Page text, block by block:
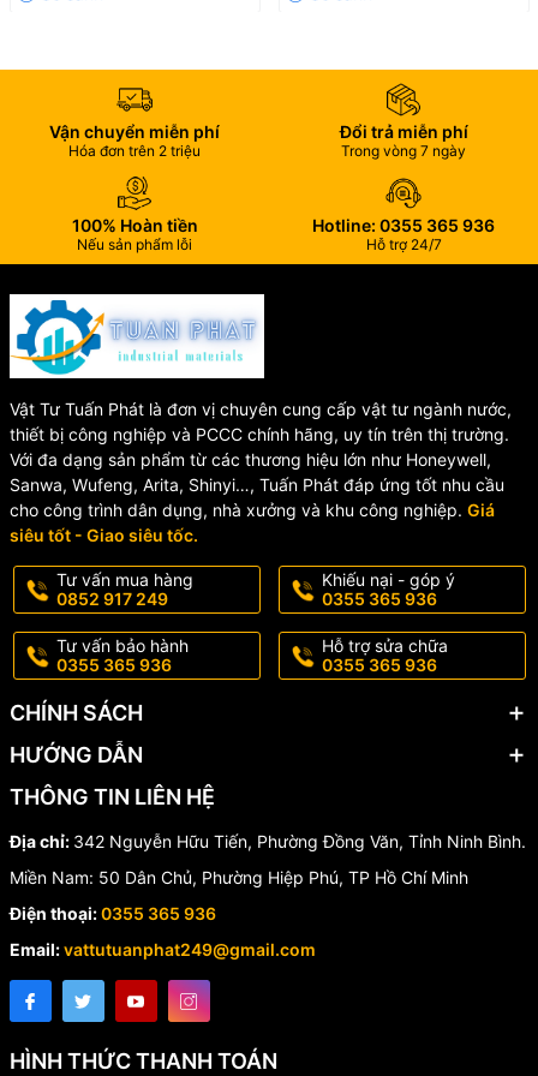
Lắp ren hoặc mặt bích
Môi chất sử dụng:Nước, khí, hơi, dầu, hóa chất nhẹ…
China / Taiwan / Malaysia (tùy thương hiệu bạn bán)
4. Ứng dụng thực tế
Hệ thống cấp thoát nước
Nhà máy thực phẩm – dược phẩm
Hệ thống dầu – khí nén
Trạm bơm – xử lý nước
Phòng cháy chữa cháy (PCCC)
Dây chuyền công nghiệp
5. Lý do nên chọn sản phẩm tại
Vật Tư Tuấn Phát
Hàng mới 100%, inox 304 chuẩn
Có hóa đơn – chứng từ CO/CQ (nếu cần)
Giao hàng nhanh toàn quốc
Tư vấn miễn phí, hỗ trợ kỹ thuật 24/7
Vận chuyển miễn phí
Hóa đơn trên 2 triệu
Đổi trả miễn phí
Trong vòng 7 ngày
100% Hoàn tiền
Nếu sản phẩm lỗi
Hotline: 0355 365 936
Hỗ trợ 24/7
Vật Tư Tuấn Phát là đơn vị chuyên cung cấp vật tư ngành nước,
thiết bị công nghiệp và PCCC chính hãng, uy tín trên thị trường.
Với đa dạng sản phẩm từ các thương hiệu lớn như Honeywell,
Sanwa, Wufeng, Arita, Shinyi…, Tuấn Phát đáp ứng tốt nhu cầu
cho công trình dân dụng, nhà xưởng và khu công nghiệp. Giá
siêu tốt - Giao siêu tốc.
Tư vấn mua hàng
0852 917 249
Khiếu nại - góp ý
0355 365 936
Tư vấn bảo hành
0355 365 936
Hỗ trợ sửa chữa
0355 365 936
CHÍNH SÁCH
HƯỚNG DẪN
THÔNG TIN LIÊN HỆ
Địa chỉ: 342 Nguyễn Hữu Tiến, Phường Đồng Văn, Tỉnh Ninh Bình.
Miền Nam: 50 Dân Chủ, Phường Hiệp Phú, TP Hồ Chí Minh
Điện thoại:0355 365 936
Email:vattutuanphat249@gmail.com
HÌNH THỨC THANH TOÁN